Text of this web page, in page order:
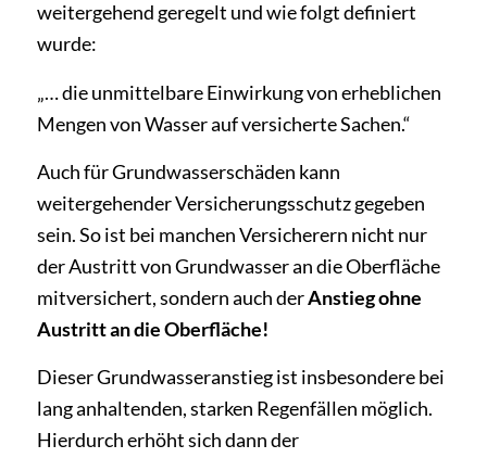
weitergehend geregelt und wie folgt definiert
wurde:
„… die unmittelbare Einwirkung von erheblichen
Mengen von Wasser auf versicherte Sachen.“
Auch für Grundwasserschäden kann
weitergehender Versicherungsschutz gegeben
sein. So ist bei manchen Versicherern nicht nur
der Austritt von Grundwasser an die Oberfläche
mitversichert, sondern auch derAnstieg ohne
Austritt an die Oberfläche!
Dieser Grundwasseranstieg ist insbesondere bei
lang anhaltenden, starken Regenfällen möglich.
Hierdurch erhöht sich dann der